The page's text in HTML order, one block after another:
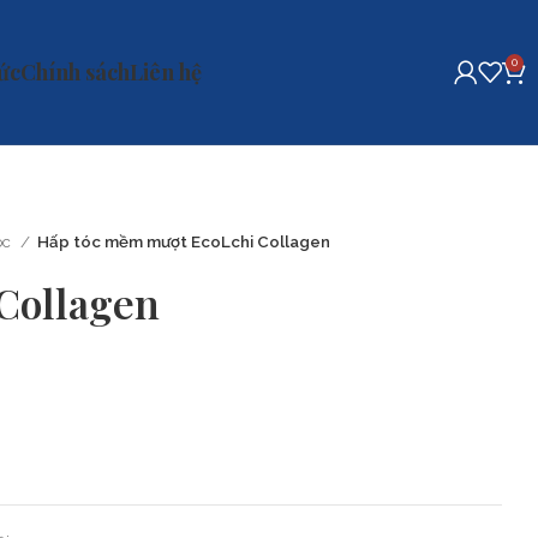
Chính sáchLiên hệ 0
Hấp tóc mềm mượt EcoLchi Collagen